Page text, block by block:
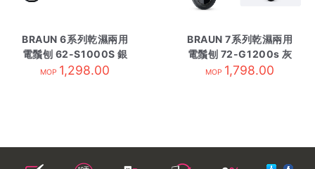
BRAUN 6系列乾濕兩用
電鬚刨 62-S1000S 銀
色
MOP 1,298.00
BRAUN 7系列乾濕兩用
電鬚刨 72-G1200s 灰
色
MOP 1,798.00